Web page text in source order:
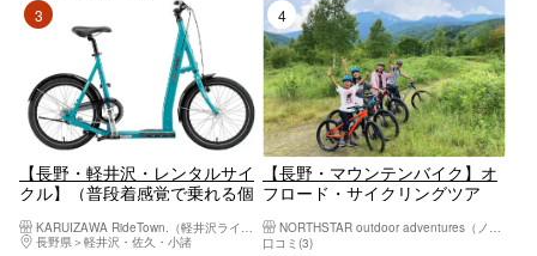
【長野・軽井沢・レンタルサイ
クル】（普段着感覚で乗れる個
LGS-SK1）
長野県
軽井沢・佐久・小諸
4位
【長野・マウンテンバイク】オ
フロード・サイクリングツア
鞍高原へ
口コミ(3)